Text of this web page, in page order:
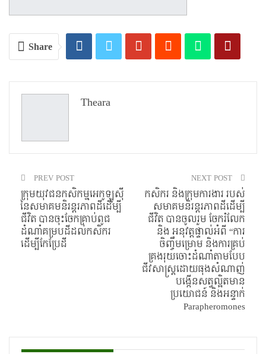
Share
Theara
PREV POST
ក្រុមយុវជនកសិកម្មអេកូឡូស៊ី
នៃសមាគមនិរន្តរភាពដីដើម្បី
ជីវិត បានចុះចែកគ្រាប់ពូជ
ដំណាំគម្របដីដល់កសិករ
ដើម្បីកែប្រែដី
NEXT POST
កសិករ និងក្រុមការងារ របស់
សមាគមនិរន្តរភាពដីដើម្បី
ជីវិត បានចូលរួម ចែករំលែក
និង អនុវត្តផ្ទាល់អំពី “ការ
ចិញ្ចឹមម្រោម និងការគ្រប់
គ្រងរុយចោះដំណាំតាមបែប
ជីវសាស្រ្តដោយធុងសំណាញ់
បង្កើនសត្វល្អិតមាន
ប្រយោជន៍ និងអន្ទាក់
Parapheromones